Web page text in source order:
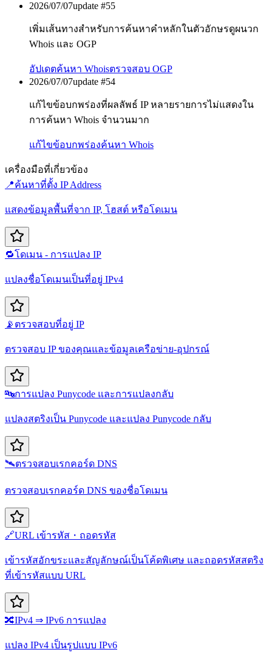
2026/07/07update #55
เพิ่มเส้นทางสำหรับการค้นหาคำหลักในตัวอักษรดูผนวก
Whois และ OGP
อัปเดตค้นหา Whoisตรวจสอบ OGP
2026/07/07update #54
แก้ไขข้อบกพร่องที่ผลลัพธ์ IP หลายรายการไม่แสดงใน
การค้นหา Whois จำนวนมาก
แก้ไขข้อบกพร่องค้นหา Whois
เครื่องมือที่เกี่ยวข้อง
📍ค้นหาที่ตั้ง IP Address
แสดงข้อมูลพื้นที่จาก IP, โฮสต์ หรือโดเมน
🔁โดเมน - การแปลง IP
แปลงชื่อโดเมนเป็นที่อยู่ IPv4
📡 ตรวจสอบที่อยู่ IP
ตรวจสอบ IP ของคุณและข้อมูลเครือข่าย-อุปกรณ์
🔤การแปลง Punycode และการแปลงกลับ
แปลงสตริงเป็น Punycode และแปลง Punycode กลับ
🛰️ตรวจสอบเรกคอร์ด DNS
ตรวจสอบเรกคอร์ด DNS ของชื่อโดเมน
🔗URL เข้ารหัส・ถอดรหัส
เข้ารหัสอักขระและสัญลักษณ์เป็นโค้ดพิเศษ และถอดรหัสสตริง
ที่เข้ารหัสแบบ URL
🔀IPv4 ⇒ IPv6 การแปลง
แปลง IPv4 เป็นรูปแบบ IPv6